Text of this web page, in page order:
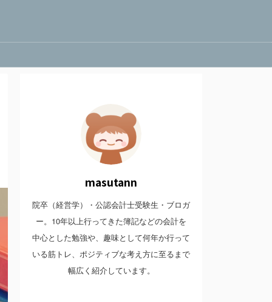
masutann
院卒（経営学）・公認会計士受験生・ブロガ
ー。10年以上行ってきた簿記などの会計を
中心とした勉強や、趣味として何年か行って
いる筋トレ、ポジティブな考え方に至るまで
幅広く紹介しています。